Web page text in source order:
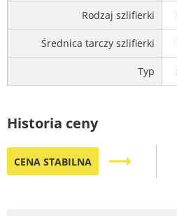
Rodzaj szlifierki
Średnica tarczy szlifierki
Typ
Historia ceny
CENA STABILNA trending_flat